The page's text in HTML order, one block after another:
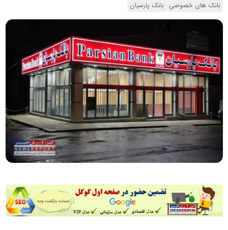
بانک های خصوصی بانک پارسیان